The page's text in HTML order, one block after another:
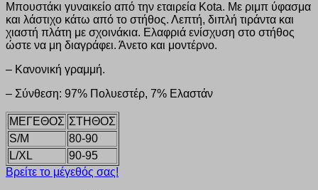
Μπουστάκι γυναικείο από την εταιρεία Kota. Με ριμπ ύφασμα
και λάστιχο κάτω από το στήθος. Λεπτή, διπλή τιράντα και
χιαστή πλάτη με σχοινάκια. Ελαφριά ενίσχυση στο στήθος
ώστε να μη διαγράφει. Άνετο και μοντέρνο.
– Κανονική γραμμή.
– Σύνθεση: 97% Πολυεστέρ, 7% Ελαστάν
ΜΕΓΕΘΟΣ ΣΤΗΘΟΣ
S/M
80-90
L/XL
90-95
Βρείτε το μέγεθός σας!